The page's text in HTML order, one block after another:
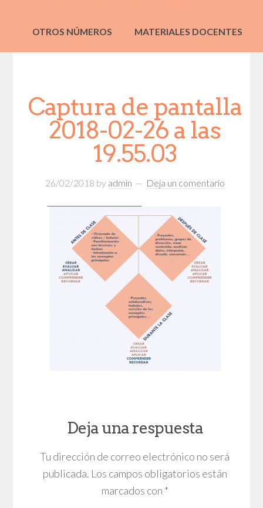
OTROS NÚMEROS MATERIALES DOCENTES
Captura de pantalla
2018-02-26 a las
19.55.03
26/02/2018 by admin Deja un comentario
Deja una respuesta
Tu dirección de correo electrónico no será
publicada. Los campos obligatorios están
marcados con *